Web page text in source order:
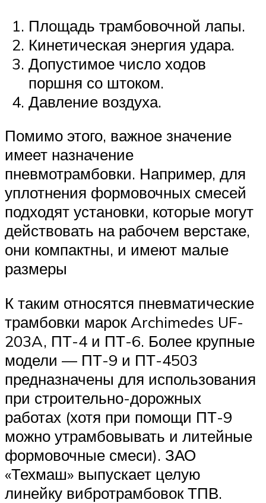
Площадь трамбовочной лапы.
Кинетическая энергия удара.
Допустимое число ходов
поршня со штоком.
Давление воздуха.
Помимо этого, важное значение
имеет назначение
пневмотрамбовки. Например, для
уплотнения формовочных смесей
подходят установки, которые могут
действовать на рабочем верстаке,
они компактны, и имеют малые
размеры
К таким относятся пневматические
трамбовки марок Archimedes UF-
203A, ПТ-4 и ПТ-6. Более крупные
модели — ПТ-9 и ПТ-4503
предназначены для использования
при строительно-дорожных
работах (хотя при помощи ПТ-9
можно утрамбовывать и литейные
формовочные смеси). ЗАО
«Техмаш» выпускает целую
линейку вибротрамбовок ТПВ.